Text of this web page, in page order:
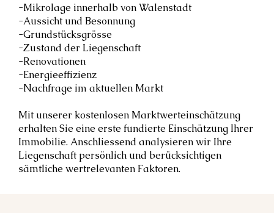
-Mikrolage innerhalb von Walenstadt
-Aussicht und Besonnung
-Grundstücksgrösse
-Zustand der Liegenschaft
-Renovationen
-Energieeffizienz
-Nachfrage im aktuellen Markt
Mit unserer kostenlosen Marktwerteinschätzung
erhalten Sie eine erste fundierte Einschätzung Ihrer
Immobilie. Anschliessend analysieren wir Ihre
Liegenschaft persönlich und berücksichtigen
sämtliche wertrelevanten Faktoren.